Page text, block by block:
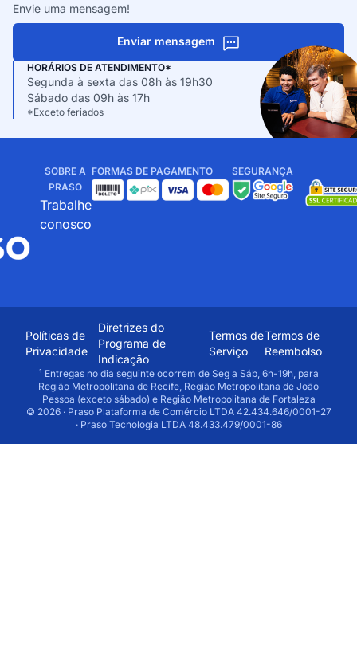
Envie uma mensagem!
Enviar mensagem
HORÁRIOS DE ATENDIMENTO*
Segunda à sexta das 08h às 19h30
Sábado das 09h às 17h
*Exceto feriados
SOBRE A
PRASO
Trabalhe
conosco
FORMAS DE PAGAMENTO SEGURANÇA
Políticas de
Privacidade
Diretrizes do
Programa de
Indicação
Termos de
Serviço
Termos de
Reembolso
¹ Entregas no dia seguinte ocorrem de Seg a Sáb, 6h-19h, para
Região Metropolitana de Recife, Região Metropolitana de João
Pessoa (exceto sábado) e Região Metropolitana de Fortaleza
© 2026 · Praso Plataforma de Comércio LTDA 42.434.646/0001-27
· Praso Tecnologia LTDA 48.433.479/0001-86